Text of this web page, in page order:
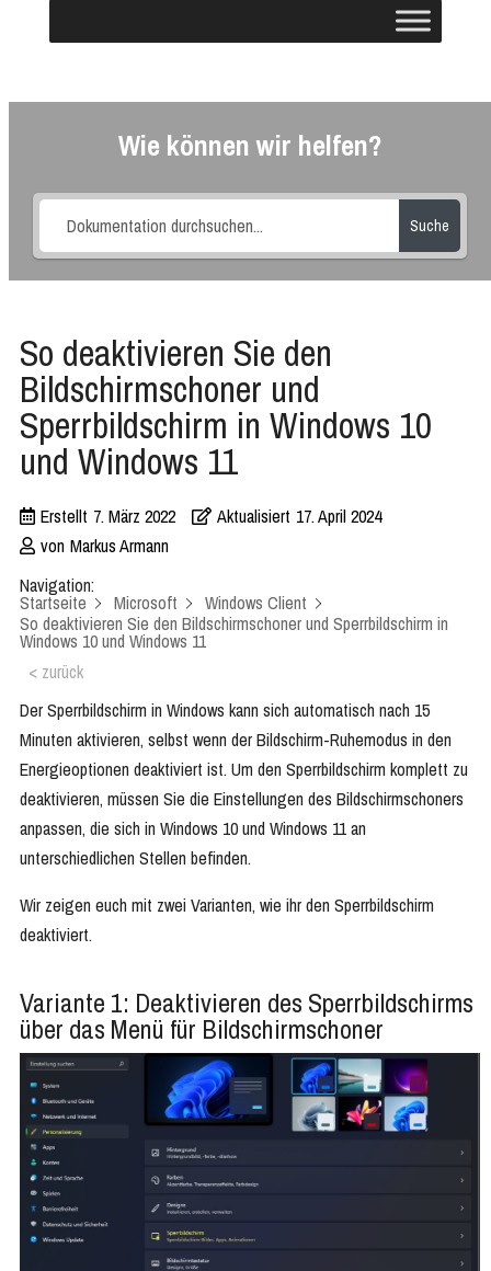
Wie können wir helfen?
Suche
So deaktivieren Sie den
Bildschirmschoner und
Sperrbildschirm in Windows 10
und Windows 11
Erstellt 7. März 2022 Aktualisiert 17. April 2024
von Markus Armann
Navigation:
Startseite Microsoft
Windows Client
So deaktivieren Sie den Bildschirmschoner und Sperrbildschirm in
Windows 10 und Windows 11
< zurück
Der Sperrbildschirm in Windows kann sich automatisch nach 15
Minuten aktivieren, selbst wenn der Bildschirm-Ruhemodus in den
Energieoptionen deaktiviert ist. Um den Sperrbildschirm komplett zu
deaktivieren, müssen Sie die Einstellungen des Bildschirmschoners
anpassen, die sich in Windows 10 und Windows 11 an
unterschiedlichen Stellen befinden.
Wir zeigen euch mit zwei Varianten, wie ihr den Sperrbildschirm
deaktiviert.
Variante 1: Deaktivieren des Sperrbildschirms
über das Menü für Bildschirmschoner